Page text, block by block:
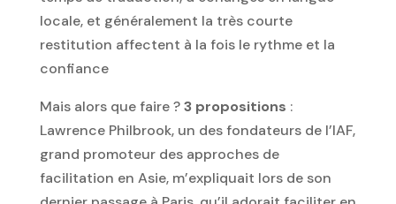
locale, et généralement la très courte
restitution affectent à la fois le rythme et la
confiance
Mais alors que faire ?3 propositions :
Lawrence Philbrook, un des fondateurs de l’IAF,
grand promoteur des approches de
facilitation en Asie, m’expliquait lors de son